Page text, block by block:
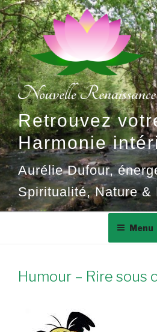
Aller
au
contenu
principal
Retrouvez
Harmonie
Aurélie Dufour,
Spiritualité, Nature &
Menu
Humour – Rire sous